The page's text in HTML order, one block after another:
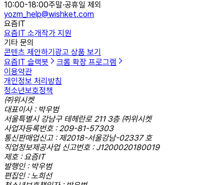
10:00-18:00주말·공휴일 제외
yozm_help@wishket.com
요즘IT
요즘IT 소개작가 지원
기타 문의
콘텐츠 제안하기광고 상품 보기
요즘IT 슬랙봇
크롬 확장 프로그램
이용약관
개인정보 처리방침
청소년보호정책
㈜위시켓
대표이사 : 박우범
서울특별시 강남구 테헤란로 211 3층 ㈜위시켓
사업자등록번호 : 209-81-57303
통신판매업신고 : 제2018-서울강남-02337 호
직업정보제공사업 신고번호 : J1200020180019
제호 : 요즘IT
발행인 : 박우범
편집인 : 노희선